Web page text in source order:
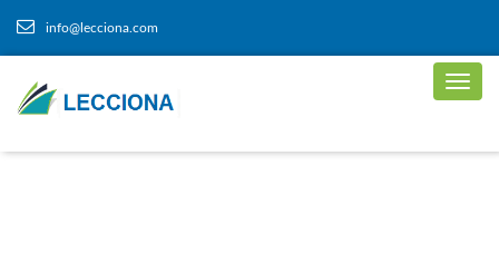
info@lecciona.com